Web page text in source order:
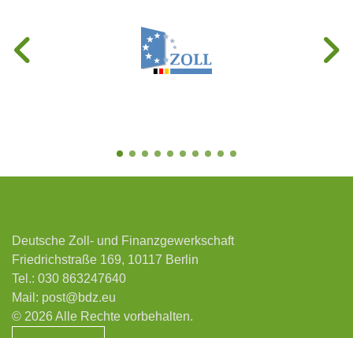
Deutsche Zoll- und Finanzgewerkschaft
Friedrichstraße 169, 10117 Berlin
Tel.: 030 863247640
Mail: post@bdz.eu
© 2026 Alle Rechte vorbehalten.